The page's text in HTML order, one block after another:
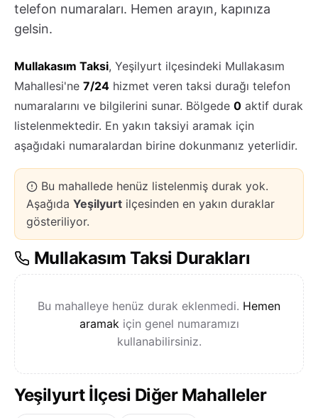
telefon numaraları. Hemen arayın, kapınıza
gelsin.
Mullakasım Taksi, Yeşilyurt ilçesindeki Mullakasım
Mahallesi'ne 7/24 hizmet veren taksi durağı telefon
numaralarını ve bilgilerini sunar. Bölgede 0 aktif durak
listelenmektedir. En yakın taksiyi aramak için
aşağıdaki numaralardan birine dokunmanız yeterlidir.
Bu mahallede henüz listelenmiş durak yok.
Aşağıda Yeşilyurt ilçesinden en yakın duraklar
gösteriliyor.
Mullakasım Taksi Durakları
Bu mahalleye henüz durak eklenmedi. Hemen
aramak için genel numaramızı
kullanabilirsiniz.
Yeşilyurt İlçesi Diğer Mahalleler